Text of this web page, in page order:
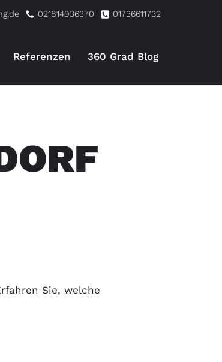
021814936370 01736611732
Referenzen 360 Grad Blog
Sie, welche